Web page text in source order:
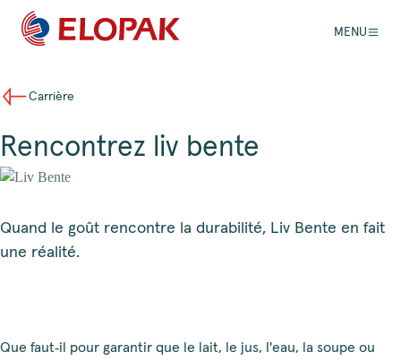
MENU
Carrière
Rencontrez liv bente
Quand le goût rencontre la durabilité, Liv Bente en fait
une réalité.
Que faut‑il pour garantir que le lait, le jus, l'eau, la soupe ou